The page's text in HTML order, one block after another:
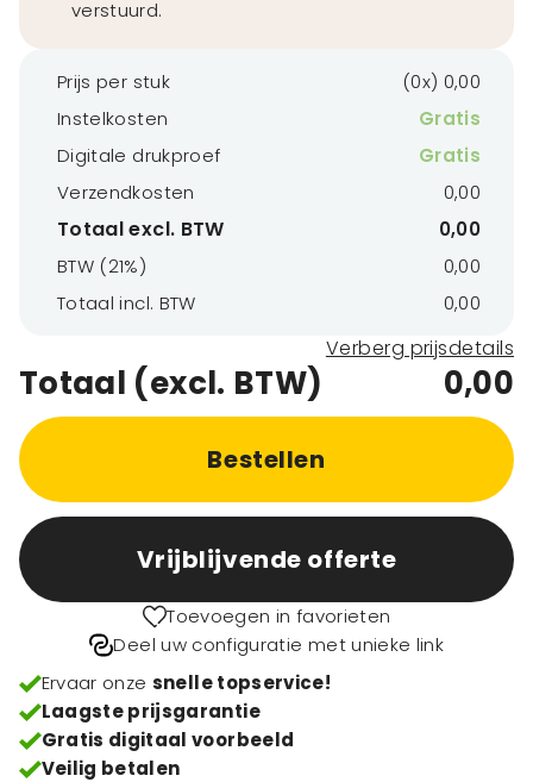
verstuurd.
Prijs per stuk
(0x) 0,00
Instelkosten
Gratis
Digitale drukproef
Gratis
Verzendkosten
0,00
Totaal excl. BTW
0,00
BTW (21%)
0,00
Totaal incl. BTW
0,00
Verberg prijsdetails
Totaal (excl. BTW) 0,00
Bestellen
Vrijblijvende offerte
Toevoegen in favorieten
Deel uw configuratie met unieke link
Ervaar onze snelle topservice!
Laagste prijsgarantie
Gratis digitaal voorbeeld
Veilig betalen